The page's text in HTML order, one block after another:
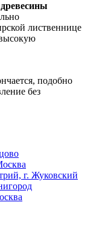
лиственнице
подобно
без